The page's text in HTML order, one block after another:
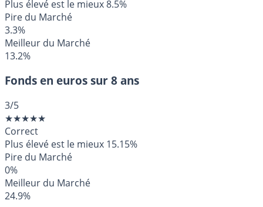
Plus élevé est le mieux8.5%
Pire du Marché
3.3%
Meilleur du Marché
13.2%
Fonds en euros sur 8 ans
3/5
★★★★★
Correct
Plus élevé est le mieux 15.15%
Pire du Marché
0%
Meilleur du Marché
24.9%